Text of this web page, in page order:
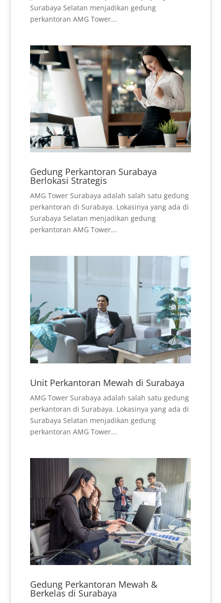
Surabaya Selatan menjadikan gedung
perkantoran AMG Tower...
Gedung Perkantoran Surabaya
Berlokasi Strategis
AMG Tower Surabaya adalah salah satu gedung
perkantoran di Surabaya. Lokasinya yang ada di
Surabaya Selatan menjadikan gedung
perkantoran AMG Tower...
Unit Perkantoran Mewah di Surabaya
AMG Tower Surabaya adalah salah satu gedung
perkantoran di Surabaya. Lokasinya yang ada di
Surabaya Selatan menjadikan gedung
perkantoran AMG Tower...
Gedung Perkantoran Mewah &
Berkelas di Surabaya